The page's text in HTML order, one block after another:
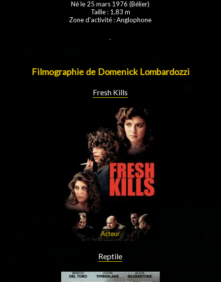
Né le 25 mars 1976 (Bélier)
Taille : 1,83 m
Zone d'activité : Anglophone
.
Filmographie de Domenick Lombardozzi
Fresh Kills
Acteur
Reptile